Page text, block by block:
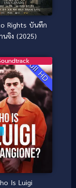
Rights บันทึก
นจิง (2025)
Full HD
Is Luigi